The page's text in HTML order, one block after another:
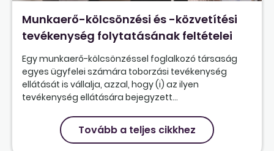
Munkaerő-kölcsönzési és -közvetítési
tevékenység folytatásának feltételei
Egy munkaerő-kölcsönzéssel foglalkozó társaság
egyes ügyfelei számára toborzási tevékenység
ellátását is vállalja, azzal, hogy (i) az ilyen
tevékenység ellátására bejegyzett...
Tovább a teljes cikkhez